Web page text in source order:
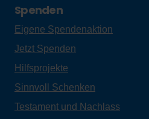
Spenden
Eigene Spendenaktion
Jetzt Spenden
Hilfsprojekte
Sinnvoll Schenken
Testament und Nachlass